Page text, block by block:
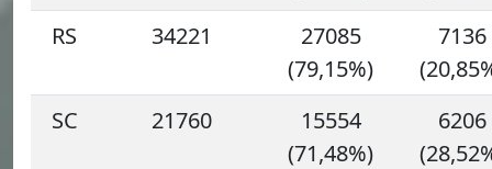
RS
34221
27085
(79,15%)
7136
SC
21760
15554
(71,48%)
6206